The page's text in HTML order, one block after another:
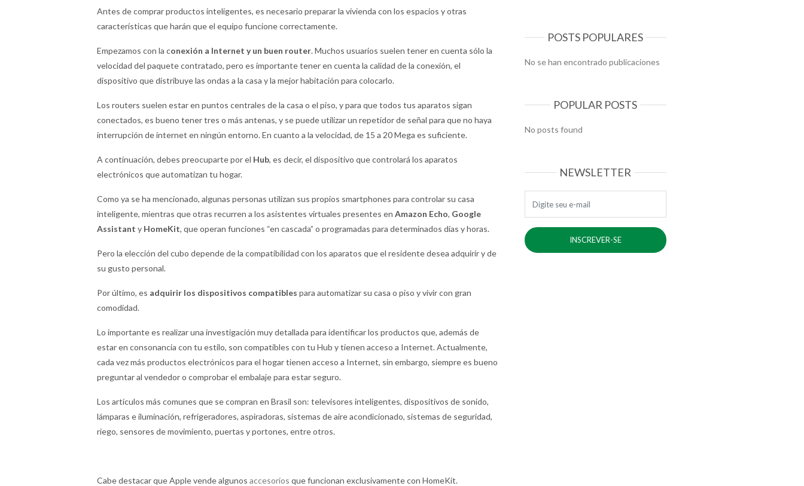
Antes de comprar productos inteligentes, es necesario preparar la vivienda con los espacios y otras
características que harán que el equipo funcione correctamente.
Empezamos con la conexión a Internet y un buen router. Muchos usuarios suelen tener en cuenta sólo la
velocidad del paquete contratado, pero es importante tener en cuenta la calidad de la conexión, el
dispositivo que distribuye las ondas a la casa y la mejor habitación para colocarlo.
Los routers suelen estar en puntos centrales de la casa o el piso, y para que todos tus aparatos sigan
conectados, es bueno tener tres o más antenas, y se puede utilizar un repetidor de señal para que no haya
interrupción de internet en ningún entorno. En cuanto a la velocidad, de 15 a 20 Mega es suficiente.
A continuación, debes preocuparte por el Hub, es decir, el dispositivo que controlará los aparatos
electrónicos que automatizan tu hogar.
Como ya se ha mencionado, algunas personas utilizan sus propios smartphones para controlar su casa
inteligente, mientras que otras recurren a los asistentes virtuales presentes en Amazon Echo, Google
Assistant y HomeKit, que operan funciones “en cascada” o programadas para determinados días y horas.
Pero la elección del cubo depende de la compatibilidad con los aparatos que el residente desea adquirir y de
su gusto personal.
Por último, es adquirir los dispositivos compatibles para automatizar su casa o piso y vivir con gran
comodidad.
Lo importante es realizar una investigación muy detallada para identificar los productos que, además de
estar en consonancia con tu estilo, son compatibles con tu Hub y tienen acceso a Internet. Actualmente,
cada vez más productos electrónicos para el hogar tienen acceso a Internet, sin embargo, siempre es bueno
preguntar al vendedor o comprobar el embalaje para estar seguro.
Los artículos más comunes que se compran en Brasil son: televisores inteligentes, dispositivos de sonido,
lámparas e iluminación, refrigeradores, aspiradoras, sistemas de aire acondicionado, sistemas de seguridad,
riego, sensores de movimiento, puertas y portones, entre otros.
Cabe destacar que Apple vende algunos accesorios que funcionan exclusivamente con HomeKit.
POSTS POPULARES
No se han encontrado publicaciones
POPULAR POSTS
No posts found
NEWSLETTER